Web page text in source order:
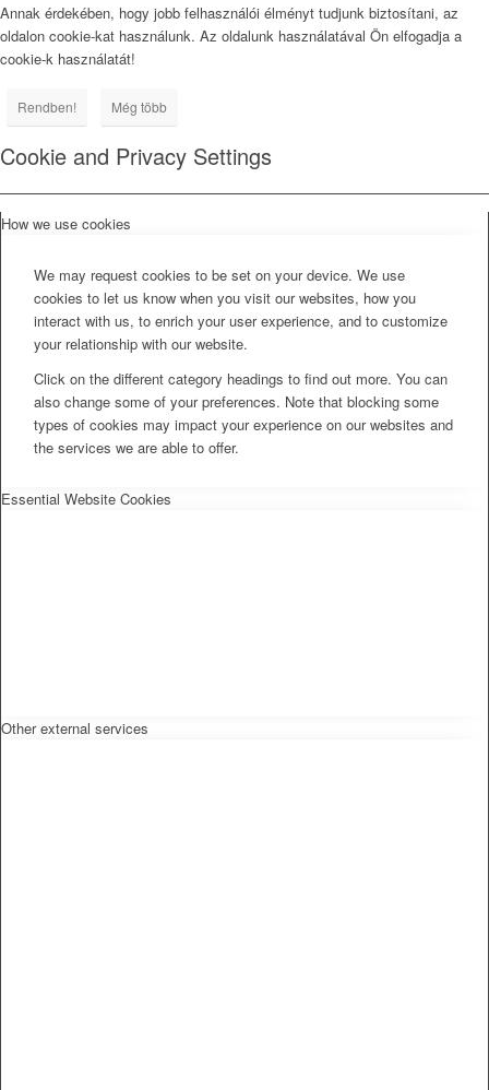
Annak érdekében, hogy jobb felhasználói élményt tudjunk biztosítani, az
oldalon cookie-kat használunk. Az oldalunk használatával Ön elfogadja a
cookie-k használatát!
Rendben! Még több
Cookie and Privacy Settings
How we use cookies
We may request cookies to be set on your device. We use
cookies to let us know when you visit our websites, how you
interact with us, to enrich your user experience, and to customize
your relationship with our website.
Click on the different category headings to find out more. You can
also change some of your preferences. Note that blocking some
types of cookies may impact your experience on our websites and
the services we are able to offer.
Essential Website Cookies
Other external services